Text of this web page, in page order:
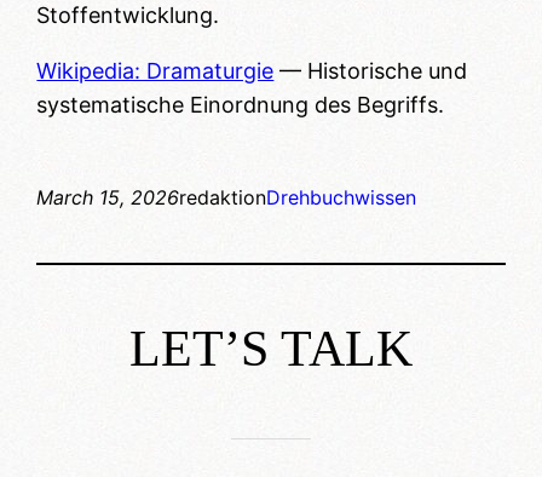
Stoffentwicklung.
Wikipedia: Dramaturgie — Historische und
systematische Einordnung des Begriffs.
March 15, 2026redaktionDrehbuchwissen
LET’S TALK